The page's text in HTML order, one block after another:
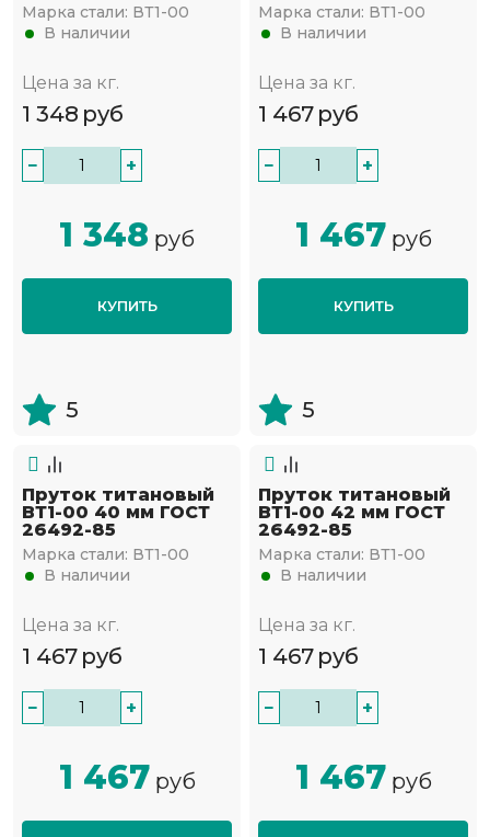
Марка стали: ВТ1-00
В наличии
Цена за кг.
1 348 руб
− +
1 348 руб
КУПИТЬ
5
Марка стали: ВТ1-00
В наличии
Цена за кг.
1 467 руб
− +
1 467 руб
КУПИТЬ
5
Пруток титановый
ВТ1-00 40 мм ГОСТ
26492-85
Марка стали: ВТ1-00
В наличии
Цена за кг.
1 467 руб
− +
1 467 руб
Пруток титановый
ВТ1-00 42 мм ГОСТ
26492-85
Марка стали: ВТ1-00
В наличии
Цена за кг.
1 467 руб
− +
1 467 руб